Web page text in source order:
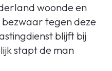
woonde en
tegen deze
blijft bij
stapt de man